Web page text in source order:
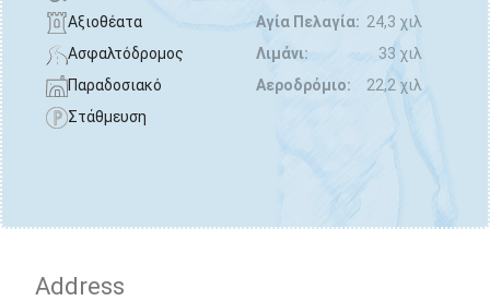
Αξιοθέατα
Ασφαλτόδρομος
Παραδοσιακό
Στάθμευση
Αγία Πελαγία: 24,3 χιλ
Λιμάνι:
33 χιλ
Αεροδρόμιο:
22,2 χιλ
Address